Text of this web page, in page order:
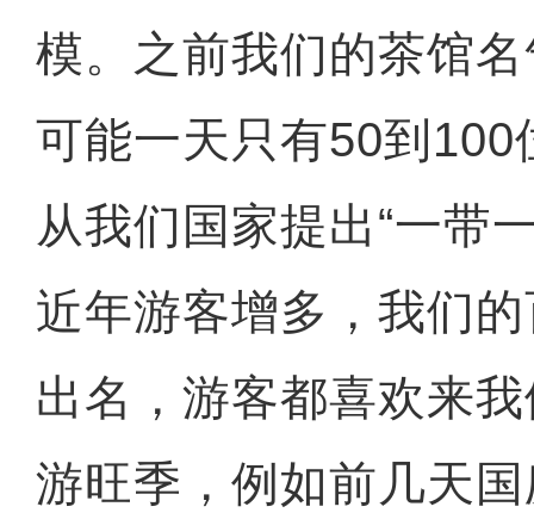
模。之前我们的茶馆
可能一天只有50到100
从我们国家提出“一带
近年游客增多，我们
出名，游客都喜欢来
游旺季，例如前几天
斑斓秋色怡人 油画般风